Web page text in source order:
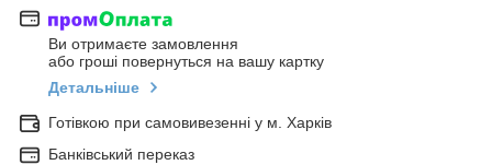
Ви отримаєте замовлення
або гроші повернуться на вашу картку
Детальніше
Готівкою при самовивезенні у м. Харків
Банківський переказ